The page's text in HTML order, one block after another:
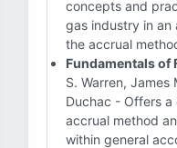
concepts and
gas industry in an
the accrual
Fundamentals of
S. Warren, James
Duchac - Offers
accrual method
within general